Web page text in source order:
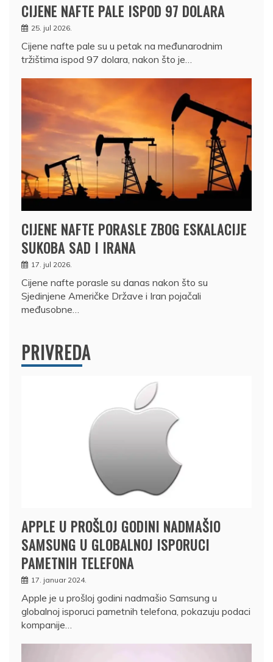
CIJENE NAFTE PALE ISPOD 97 DOLARA
25. jul 2026.
Cijene nafte pale su u petak na međunarodnim
tržištima ispod 97 dolara, nakon što je…
CIJENE NAFTE PORASLE ZBOG ESKALACIJE
SUKOBA SAD I IRANA
17. jul 2026.
Cijene nafte porasle su danas nakon što su
Sjedinjene Američke Države i Iran pojačali
međusobne…
PRIVREDA
APPLE U PROŠLOJ GODINI NADMAŠIO
SAMSUNG U GLOBALNOJ ISPORUCI
PAMETNIH TELEFONA
17. januar 2024.
Apple je u prošloj godini nadmašio Samsung u
globalnoj isporuci pametnih telefona, pokazuju podaci
kompanije…